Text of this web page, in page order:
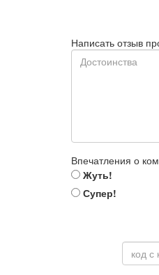
Написать отзыв
Впечатления о
Жуть!
Супер!